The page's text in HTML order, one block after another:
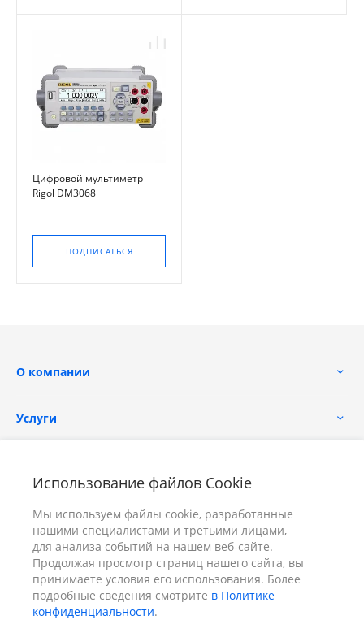
Использование файлов Cookie
Мы используем файлы cookie, разработанные
нашими специалистами и третьими лицами,
для анализа событий на нашем веб-сайте.
Продолжая просмотр страниц нашего сайта, вы
принимаете условия его использования. Более
подробные сведения смотрите в Политике
конфиденциальности.
Цифровой мультиметр
Rigol DM3068
ПОДПИСАТЬСЯ
О компании
Услуги
+7 (391) 298-00-11 Заказать звонок